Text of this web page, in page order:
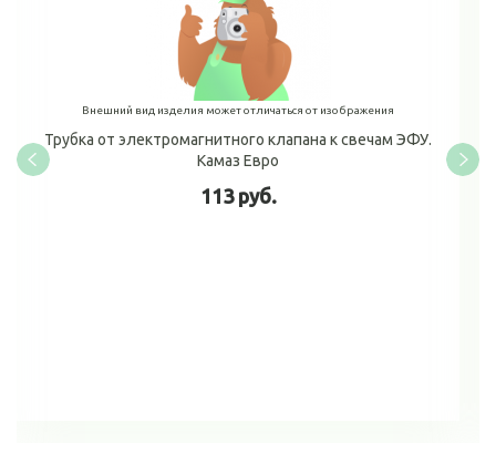
Внешний вид изделия может отличаться от изображения
Трубка от электромагнитного клапана к свечам ЭФУ.
Камаз Евро
113 руб.